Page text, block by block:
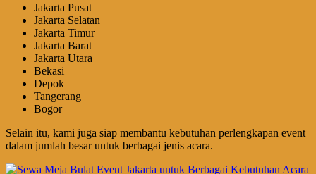
Jakarta Pusat
Jakarta Selatan
Jakarta Timur
Jakarta Barat
Jakarta Utara
Bekasi
Depok
Tangerang
Bogor
Selain itu, kami juga siap membantu kebutuhan perlengkapan event
dalam jumlah besar untuk berbagai jenis acara.